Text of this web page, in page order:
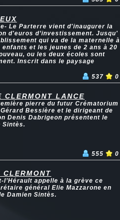
Le Parterre vient d'inaugurer la
d'euros d’investissement. Jusqu'
qui va de la maternelle à
et les jeunes de 2 ans à 20
ou les deux écoles sont
Inscrit dans le paysage
537
0
CLERMONT LANCE
pierre du futur Crématorium
Bessière et le dirigeant de
Denis Dabrigeon présentent le
Sintès.
555 0
l’Hérault appelle à la grève ce
général Elie Mazzarone en
Damien Sintès.